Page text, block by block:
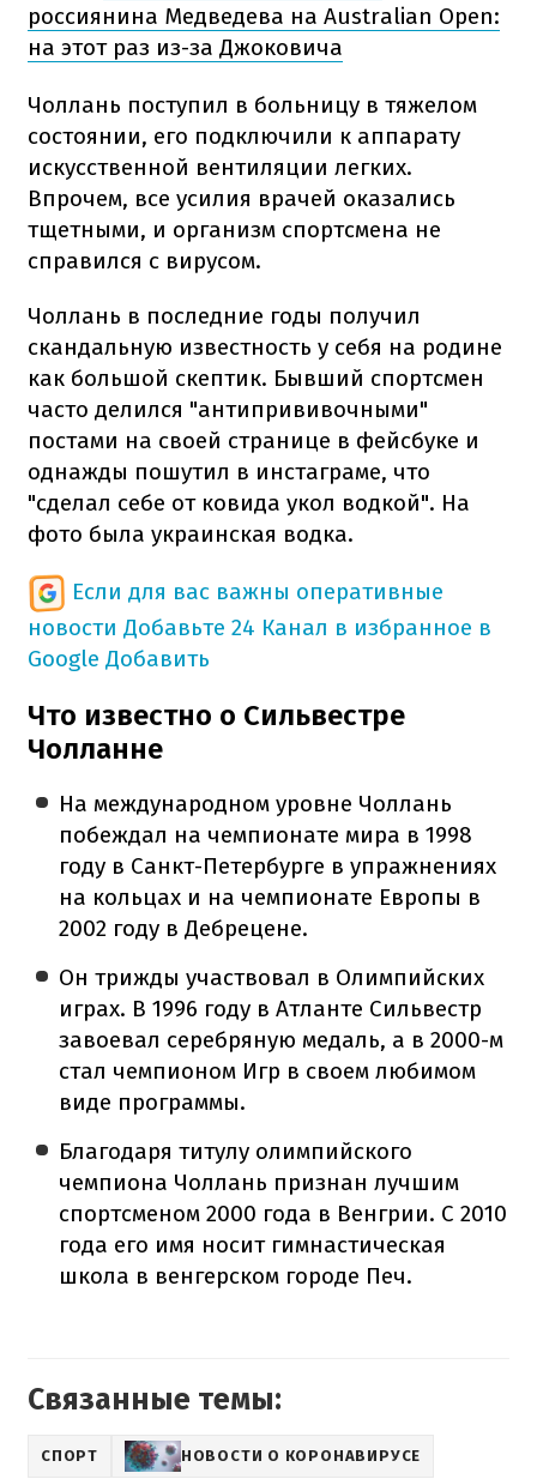
россиянина Медведева на Australian Open:
на этот раз из-за Джоковича
Чоллань поступил в больницу в тяжелом
состоянии, его подключили к аппарату
искусственной вентиляции легких.
Впрочем, все усилия врачей оказались
тщетными, и организм спортсмена не
справился с вирусом.
Чоллань в последние годы получил
скандальную известность у себя на родине
как большой скептик. Бывший спортсмен
часто делился "антипрививочными"
постами на своей странице в фейсбуке и
однажды пошутил в инстаграме, что
"сделал себе от ковида укол водкой". На
фото была украинская водка.
Если для вас важны оперативные
новости Добавьте 24 Канал в избранное в
Google Добавить
Что известно о Сильвестре
Чолланне
На международном уровне Чоллань
побеждал на чемпионате мира в 1998
году в Санкт-Петербурге в упражнениях
на кольцах и на чемпионате Европы в
2002 году в Дебрецене.
Он трижды участвовал в Олимпийских
играх. В 1996 году в Атланте Сильвестр
завоевал серебряную медаль, а в 2000-м
стал чемпионом Игр в своем любимом
виде программы.
Благодаря титулу олимпийского
чемпиона Чоллань признан лучшим
спортсменом 2000 года в Венгрии. С 2010
года его имя носит гимнастическая
школа в венгерском городе Печ.
Связанные темы:
СПОРТ НОВОСТИ О КОРОНАВИРУСЕ